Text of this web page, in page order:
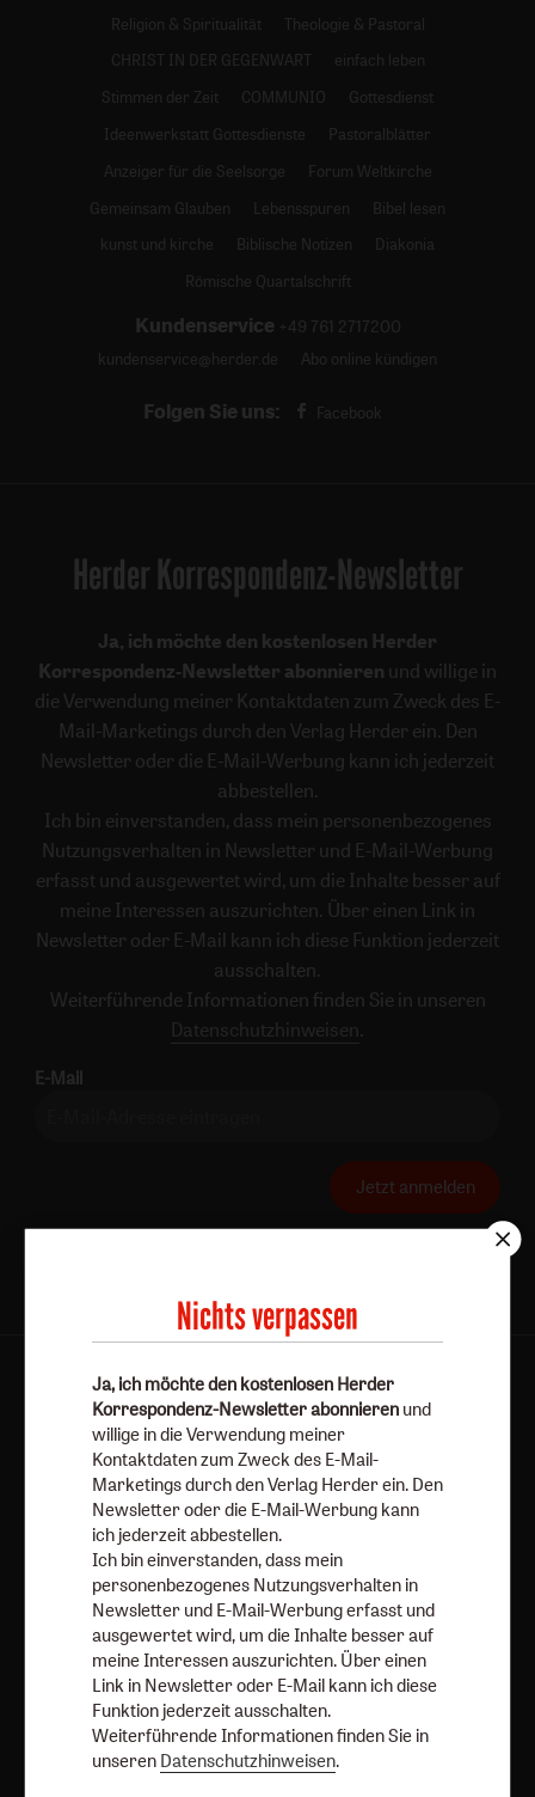
Religion & Spiritualität
Theologie & Pastoral
CHRIST IN DER GEGENWART
einfach leben
Stimmen der Zeit
COMMUNIO
Gottesdienst
Ideenwerkstatt Gottesdienste
Pastoralblätter
Anzeiger für die Seelsorge
Forum Weltkirche
Gemeinsam Glauben
Lebensspuren
Bibel lesen
kunst und kirche
Biblische Notizen
Diakonia
Römische Quartalschrift
Kundenservice +49 761 2717200
kundenservice@herder.de
Abo online kündigen
Folgen Sie uns: Facebook
Herder Korrespondenz-Newsletter
Ja, ich möchte den kostenlosen Herder
Korrespondenz-Newsletter abonnieren und willige in
die Verwendung meiner Kontaktdaten zum Zweck des E-
Mail-Marketings durch den Verlag Herder ein. Den
Newsletter oder die E-Mail-Werbung kann ich jederzeit
abbestellen.
Ich bin einverstanden, dass mein personenbezogenes
Nutzungsverhalten in Newsletter und E-Mail-Werbung
erfasst und ausgewertet wird, um die Inhalte besser auf
meine Interessen auszurichten. Über einen Link in
Newsletter oder E-Mail kann ich diese Funktion jederzeit
ausschalten.
Weiterführende Informationen finden Sie in unseren
Datenschutzhinweisen .
E-Mail
Jetzt anmelden
AGB und Widerrufsbelehrung
Datenschutz
Barrierefreiheit
Impressum
Vertrag widerrufen Abo online kündigen
Nach oben
Nichts verpassen
Ja, ich möchte den kostenlosen Herder
Korrespondenz-Newsletter abonnieren und
willige in die Verwendung meiner
Kontaktdaten zum Zweck des E-Mail-
Marketings durch den Verlag Herder ein. Den
Newsletter oder die E-Mail-Werbung kann
ich jederzeit abbestellen.
Ich bin einverstanden, dass mein
personenbezogenes Nutzungsverhalten in
Newsletter und E-Mail-Werbung erfasst und
ausgewertet wird, um die Inhalte besser auf
meine Interessen auszurichten. Über einen
Link in Newsletter oder E-Mail kann ich diese
Funktion jederzeit ausschalten.
Weiterführende Informationen finden Sie in
unseren Datenschutzhinweisen.